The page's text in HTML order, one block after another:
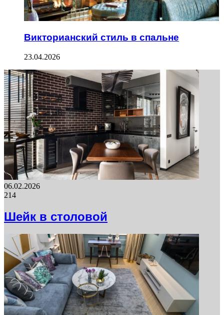
Викторианский стиль в спальне
23.04.2026
06.02.2026
214
Шейк в столовой